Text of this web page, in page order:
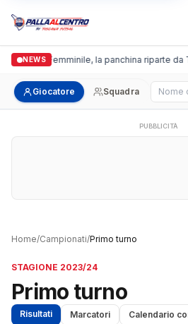
NEWS
Cus Pisa Femminile, la panchina riparte da
Giocatore Squadra
PUBBLICITÀ
Home/Campionati/Primo turno
STAGIONE 2023/24
Primo turno
Risultati Marcatori Calendario